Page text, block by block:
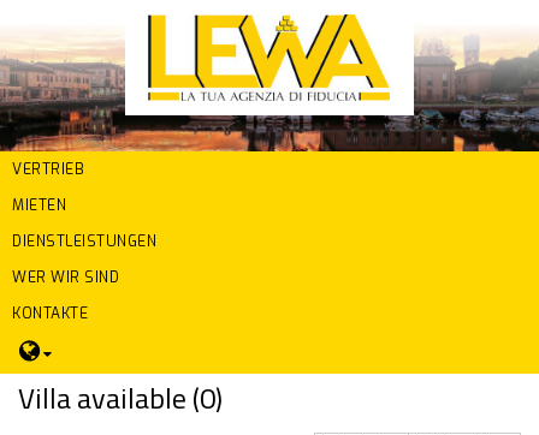
VERTRIEB
MIETEN
DIENSTLEISTUNGEN
WER WIR SIND
KONTAKTE
Villa available (0)